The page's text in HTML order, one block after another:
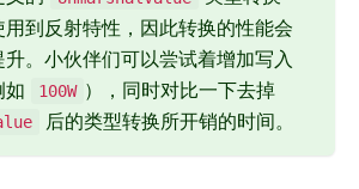
到反射特性，因此转换的性能会
。小伙伴们可以尝试着增加写入
如
100W ），同时对比一下去掉
后的类型转换所开销的时间。